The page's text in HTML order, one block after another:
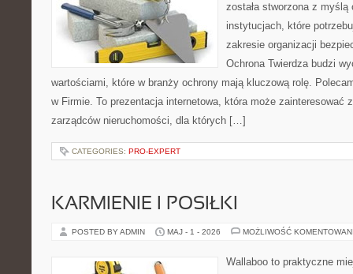
została stworzona z
instytucjach, które
zakresie organizacji
Ochrona Twierdza budzi
wartościami, które w branży ochrony mają kluczową rolę.
w Firmie. To prezentacja internetowa, która może zainteresować
zarządców nieruchomości, dla których […]
CATEGORIES: PRO-EXPERT
KARMIENIE I POSIŁKI
POSTED BY ADMIN MAJ - 1 - 2026 MOŻLIWOŚĆ
Wallaboo to praktyczne